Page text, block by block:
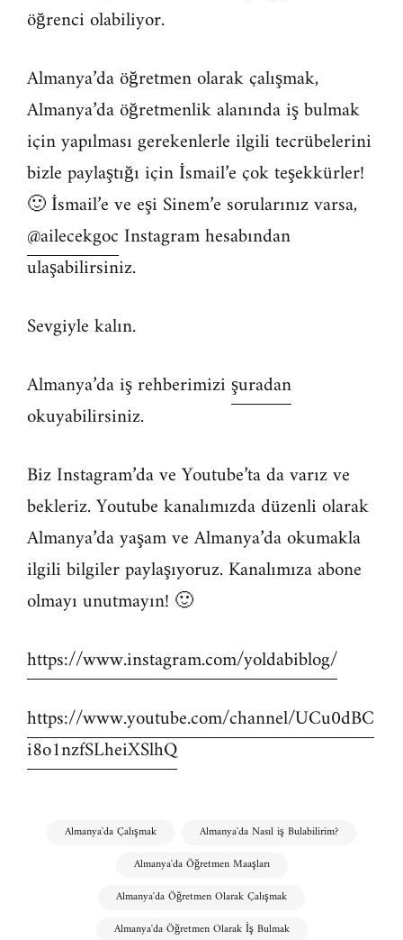
öğrenci olabiliyor.
Almanya’da öğretmen olarak çalışmak,
Almanya’da öğretmenlik alanında iş bulmak
için yapılması gerekenlerle ilgili tecrübelerini
bizle paylaştığı için İsmail’e çok teşekkürler!
🙂 İsmail’e ve eşi Sinem’e sorularınız varsa,
@ailecekgoc Instagram hesabından
ulaşabilirsiniz.
Sevgiyle kalın.
Almanya’da iş rehberimizişuradan
okuyabilirsiniz.
Biz Instagram’da ve Youtube’ta da varız ve
bekleriz. Youtube kanalımızda düzenli olarak
Almanya’da yaşam ve Almanya’da okumakla
ilgili bilgiler paylaşıyoruz. Kanalımıza abone
olmayı unutmayın! 🙂
https://www.instagram.com/yoldabiblog/
https://www.youtube.com/channel/UCu0dBC
i8o1nzfSLheiXSlhQ
Almanya'da Çalışmak
Almanya'da Nasıl iş Bulabilirim?
Almanya'da Öğretmen Maaşları
Almanya'da Öğretmen Olarak Çalışmak
Almanya'da Öğretmen Olarak İş Bulmak